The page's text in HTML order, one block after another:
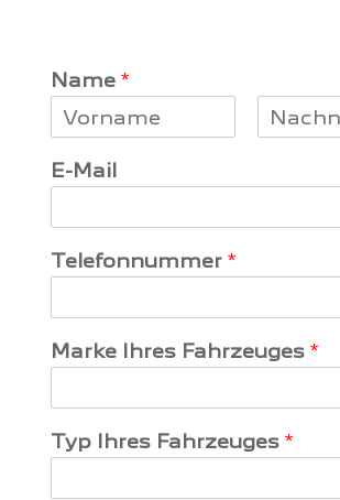
Name *
o
r
m
e
a
E-Mail
Telefonnummer *
Marke Ihres Fahrzeuges *
Typ Ihres Fahrzeuges *